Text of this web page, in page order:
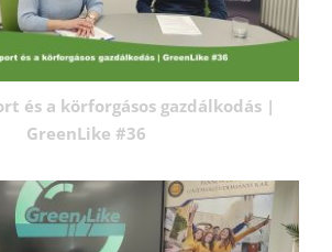
és a körforgásos gazdálkodás |
GreenLike #36